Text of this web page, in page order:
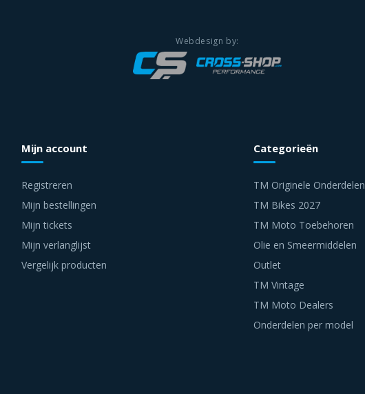
Mijn account
Registreren
Mijn bestellingen
Mijn tickets
Mijn verlanglijst
Vergelijk producten
Categorieën
TM Originele Onderdelen
TM Bikes 2027
TM Moto Toebehoren
Olie en Smeermiddelen
Outlet
TM Vintage
TM Moto Dealers
Onderdelen per model